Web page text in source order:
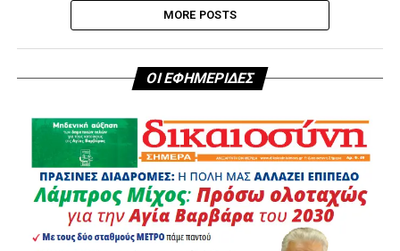
MORE POSTS
ΟΙ ΕΦΗΜΕΡΙΔΕΣ